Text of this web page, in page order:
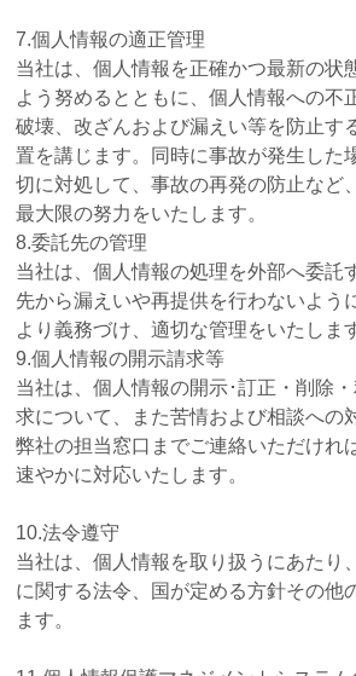
7.個人情報の適正管理
当社は、個人情報を正確かつ最新の状
よう努めるとともに、個人情報への不
破壊、改ざんおよび漏えい等を防止す
置を講じます。同時に事故が発生した
切に対処して、事故の再発の防止など
最大限の努力をいたします。
8.委託先の管理
当社は、個人情報の処理を外部へ委託
先から漏えいや再提供を行わないよう
より義務づけ、適切な管理をいたしま
9.個人情報の開示請求等
当社は、個人情報の開示･訂正・削除
求について、また苦情および相談への
弊社の担当窓口までご連絡いただけれ
速やかに対応いたします。
10.法令遵守
当社は、個人情報を取り扱うにあたり
に関する法令、国が定める方針その他
ます。